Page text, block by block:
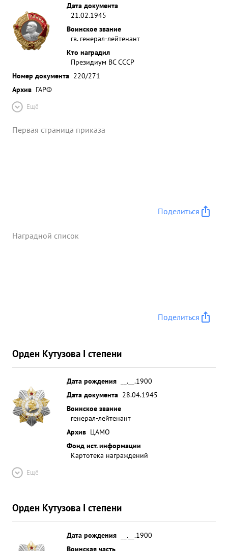
Дата документа
21.02.1945
Воинское звание
гв. генерал-лейтенант
Кто наградил
Президиум ВС СССР
Номер документа 220/271
Архив ГАРФ
Ещё
Первая страница приказа
Поделиться
Наградной список
Поделиться
Орден Кутузова I степени
Дата рождения
__.__.1900
Дата документа 28.04.1945
Воинское звание
генерал-лейтенант
Архив ЦАМО
Фонд ист. информации
Картотека награждений
Ещё
Орден Кутузова I степени
Дата рождения
__.__.1900
Воинская часть